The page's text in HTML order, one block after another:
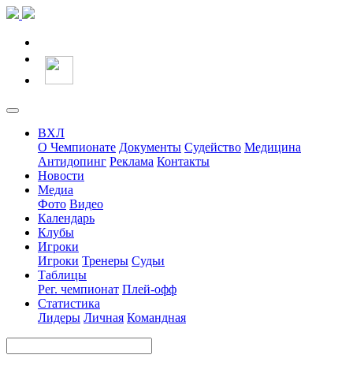
ВХЛ
О Чемпионате Документы Судейство Медицина
Антидопинг Реклама Контакты
Новости
Медиа
Фото Видео
Календарь
Клубы
Игроки
Игроки Тренеры Судьи
Таблицы
Рег. чемпионат Плей-офф
Статистика
Лидеры Личная Командная